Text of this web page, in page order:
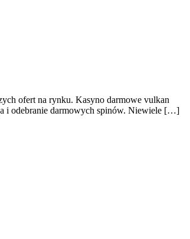
ofert na rynku. Kasyno darmowe vulkan
i odebranie darmowych spinów. Niewiele […]